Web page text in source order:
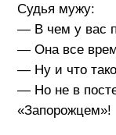
Судья мужу:
— В чем у вас
— Она все
— Ну и что
— Но не в
«Запорожцем»!